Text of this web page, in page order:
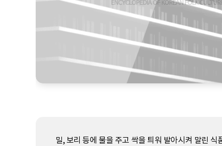
밀, 보리 등에 물을 주고 싹을 틔워 발아시켜 말린 식